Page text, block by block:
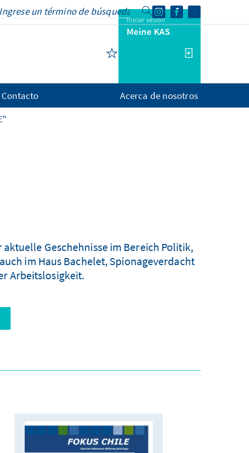
Iniciar sesión
Meine KAS
Contacto Acerca de nosotros
Geschehnisse im Bereich Politik,
im Haus Bachelet, Spionageverdacht
Arbeitslosigkeit.